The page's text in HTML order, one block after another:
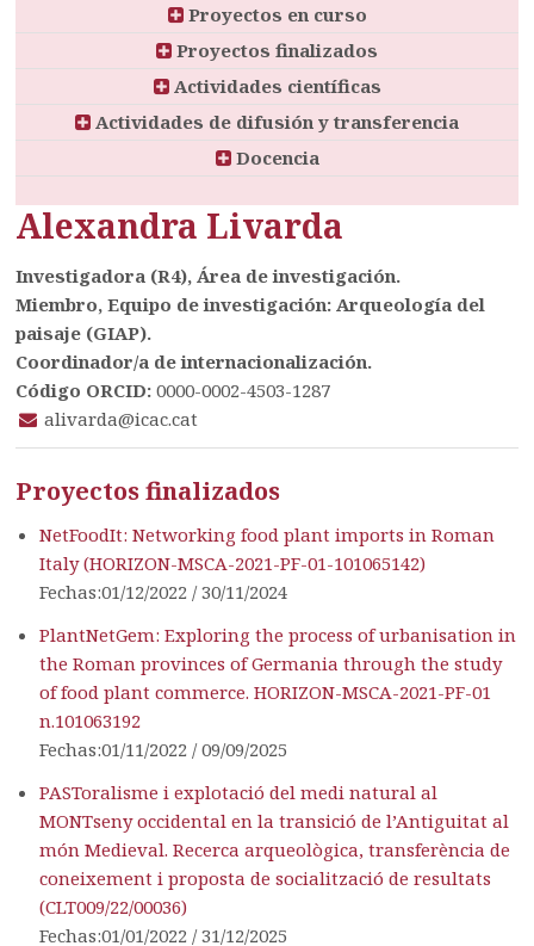
Proyectos en curso
Proyectos finalizados
Actividades científicas
Actividades de difusión y transferencia
Docencia
Alexandra Livarda
Investigadora (R4), Área de investigación.
Miembro, Equipo de investigación: Arqueología del
paisaje (GIAP).
Coordinador/a de internacionalización.
Código ORCID: 0000-0002-4503-1287
alivarda@icac.cat
Proyectos finalizados
NetFoodIt: Networking food plant imports in Roman
Italy (HORIZON-MSCA-2021-PF-01-101065142)
Fechas:01/12/2022 / 30/11/2024
PlantNetGem: Exploring the process of urbanisation in
the Roman provinces of Germania through the study
of food plant commerce. HORIZON-MSCA-2021-PF-01
n.101063192
Fechas:01/11/2022 / 09/09/2025
PASToralisme i explotació del medi natural al
MONTseny occidental en la transició de l’Antiguitat al
món Medieval. Recerca arqueològica, transferència de
coneixement i proposta de socialització de resultats
(CLT009/22/00036)
Fechas:01/01/2022 / 31/12/2025